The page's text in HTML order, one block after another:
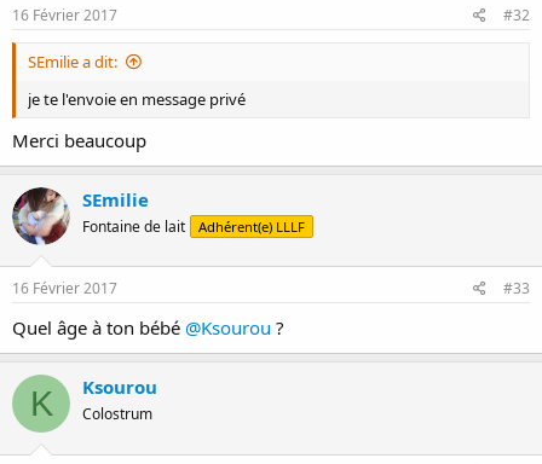
16 Février 2017 #32
SEmilie a dit:
je te l'envoie en message privé
Merci beaucoup
SEmilie
Fontaine de lait Adhérent(e) LLLF
16 Février 2017 #33
Quel âge à ton bébé @Ksourou ?
K Ksourou
Colostrum